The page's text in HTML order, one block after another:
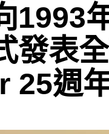
1993
發表
25週